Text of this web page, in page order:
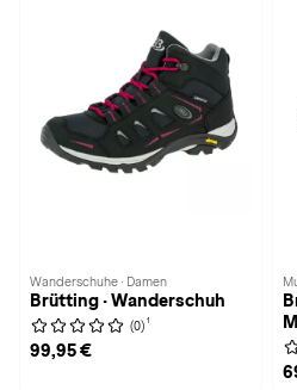
Wanderschuhe · Damen
Brütting · Wanderschuh
(0) 1
99,95 €